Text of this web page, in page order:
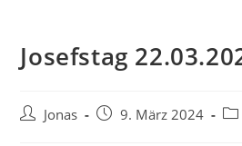
Josefstag
Beitrags-
Jonas
Beitrag9. März 2024